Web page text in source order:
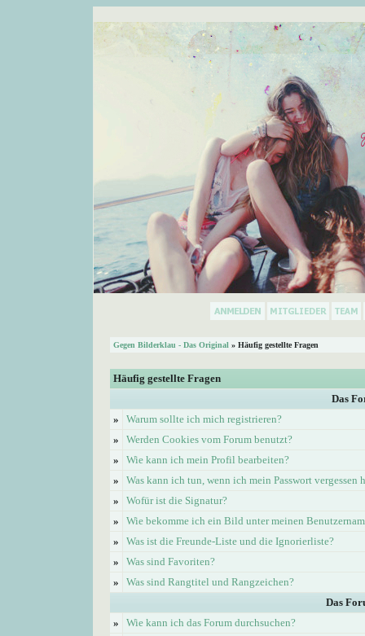
Gegen Bilderklau - Das Original » Häufig gestellte Fragen
Häufig gestellte Fragen
Das
»
Warum sollte ich mich registrieren?
»
Werden Cookies vom Forum benutzt?
»
Wie kann ich mein Profil bearbeiten?
»
Was kann ich tun, wenn ich mein Passwort vergessen
»
Wofür ist die Signatur?
»
Wie bekomme ich ein Bild unter meinen
»
Was ist die Freunde-Liste und die Ignorierliste?
»
Was sind Favoriten?
»
Was sind Rangtitel und Rangzeichen?
Das
»
Wie kann ich das Forum durchsuchen?